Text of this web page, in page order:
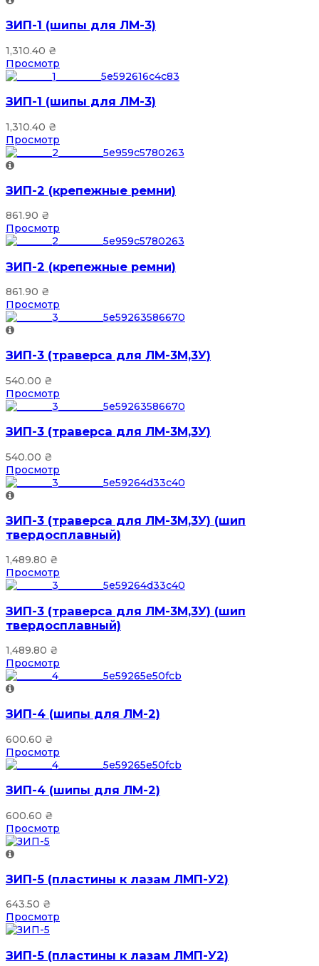
ЗИП-1 (шипы для ЛМ-3)
1,310.40 ₴
Просмотр
ЗИП-1 (шипы для ЛМ-3)
1,310.40 ₴
Просмотр
ЗИП-2 (крепежные ремни)
861.90 ₴
Просмотр
ЗИП-2 (крепежные ремни)
861.90 ₴
Просмотр
ЗИП-3 (траверса для ЛМ-3М,3У)
540.00 ₴
Просмотр
ЗИП-3 (траверса для ЛМ-3М,3У)
540.00 ₴
Просмотр
ЗИП-3 (траверса для ЛМ-3М,3У) (шип
твердосплавный)
1,489.80 ₴
Просмотр
ЗИП-3 (траверса для ЛМ-3М,3У) (шип
твердосплавный)
1,489.80 ₴
Просмотр
ЗИП-4 (шипы для ЛМ-2)
600.60 ₴
Просмотр
ЗИП-4 (шипы для ЛМ-2)
600.60 ₴
Просмотр
ЗИП-5 (пластины к лазам ЛМП-У2)
643.50 ₴
Просмотр
ЗИП-5 (пластины к лазам ЛМП-У2)